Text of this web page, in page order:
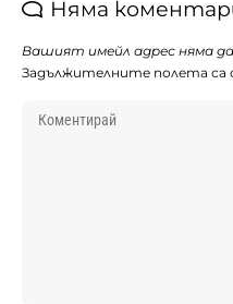
Няма
Вашият имейл адрес няма да
Задължителните полета са